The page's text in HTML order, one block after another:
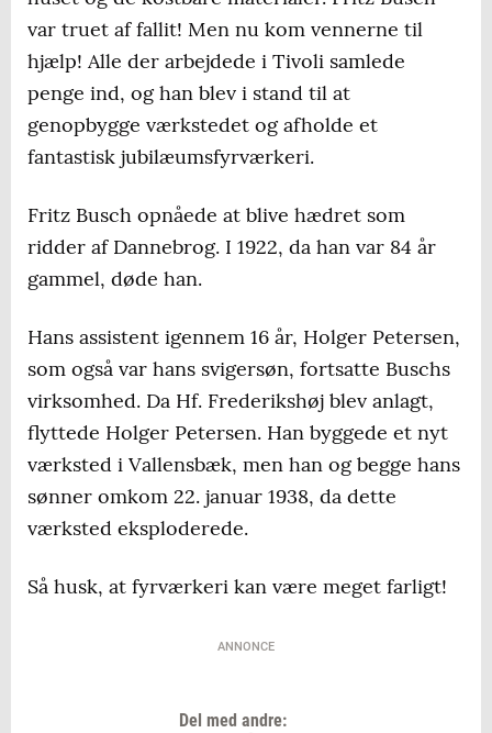
var truet af fallit! Men nu kom vennerne til
hjælp! Alle der arbejdede i Tivoli samlede
penge ind, og han blev i stand til at
genopbygge værkstedet og afholde et
fantastisk jubilæumsfyrværkeri.
Fritz Busch opnåede at blive hædret som
ridder af Dannebrog. I 1922, da han var 84 år
gammel, døde han.
Hans assistent igennem 16 år, Holger Petersen,
som også var hans svigersøn, fortsatte Buschs
virksomhed. Da Hf. Frederikshøj blev anlagt,
flyttede Holger Petersen. Han byggede et nyt
værksted i Vallensbæk, men han og begge hans
sønner omkom 22. januar 1938, da dette
værksted eksploderede.
Så husk, at fyrværkeri kan være meget farligt!
ANNONCE
Del med andre: